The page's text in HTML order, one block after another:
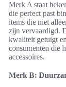
Merk A staat
die perfect past
items die niet
zijn vervaardigd.
kwaliteit getuigt
consumenten die
accessoires.
Merk B: